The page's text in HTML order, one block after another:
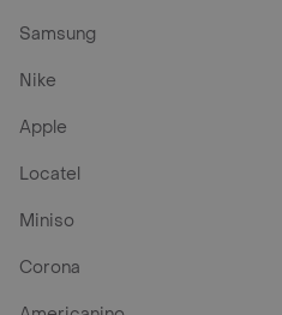
Samsung
Nike
Apple
Locatel
Miniso
Corona